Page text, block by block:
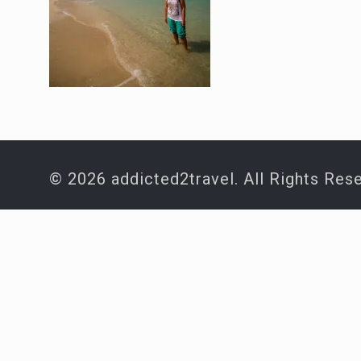
© 2026 addicted2travel. All Rights